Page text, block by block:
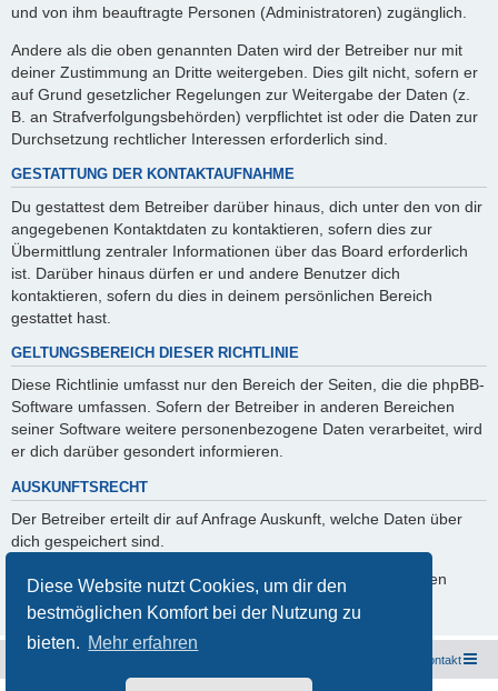
Diese Website nutzt Cookies, um dir den
bestmöglichen Komfort bei der Nutzung zu
bieten. Mehr erfahren
und von ihm beauftragte Personen (Administratoren) zugänglich.
Andere als die oben genannten Daten wird der Betreiber nur mit
deiner Zustimmung an Dritte weitergeben. Dies gilt nicht, sofern er
auf Grund gesetzlicher Regelungen zur Weitergabe der Daten (z.
B. an Strafverfolgungsbehörden) verpflichtet ist oder die Daten zur
Durchsetzung rechtlicher Interessen erforderlich sind.
GESTATTUNG DER KONTAKTAUFNAHME
Du gestattest dem Betreiber darüber hinaus, dich unter den von dir
angegebenen Kontaktdaten zu kontaktieren, sofern dies zur
Übermittlung zentraler Informationen über das Board erforderlich
ist. Darüber hinaus dürfen er und andere Benutzer dich
kontaktieren, sofern du dies in deinem persönlichen Bereich
gestattet hast.
GELTUNGSBEREICH DIESER RICHTLINIE
Diese Richtlinie umfasst nur den Bereich der Seiten, die die phpBB-
Software umfassen. Sofern der Betreiber in anderen Bereichen
seiner Software weitere personenbezogene Daten verarbeitet, wird
er dich darüber gesondert informieren.
AUSKUNFTSRECHT
Der Betreiber erteilt dir auf Anfrage Auskunft, welche Daten über
dich gespeichert sind.
Du kannst jederzeit die Löschung bzw. Sperrung deiner Daten
verlangen. Kontaktiere hierzu bitte den Betreiber.
Kontakt